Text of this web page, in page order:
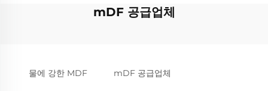
mDF 공급업체
물에 강한 MDF mDF 공급업체